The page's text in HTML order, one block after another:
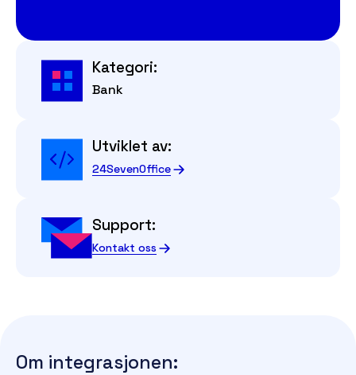
Kategori:
Bank
Utviklet av:
24SevenOffice
Support:
Kontakt oss
Om integrasjonen: